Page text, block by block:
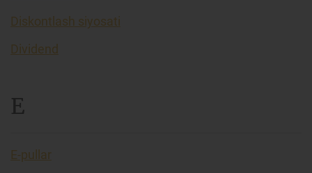
Diskontlash siyosati
Dividend
E
E-pullar